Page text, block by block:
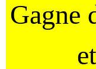
Gagne